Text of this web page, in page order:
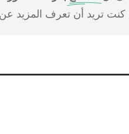
كنت تريد أن تعرف المزيد عن